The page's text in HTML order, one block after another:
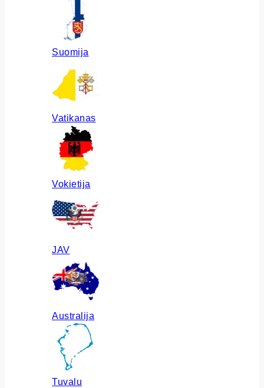
Suomija
Vatikanas
Vokietija
JAV
Australija
Tuvalu